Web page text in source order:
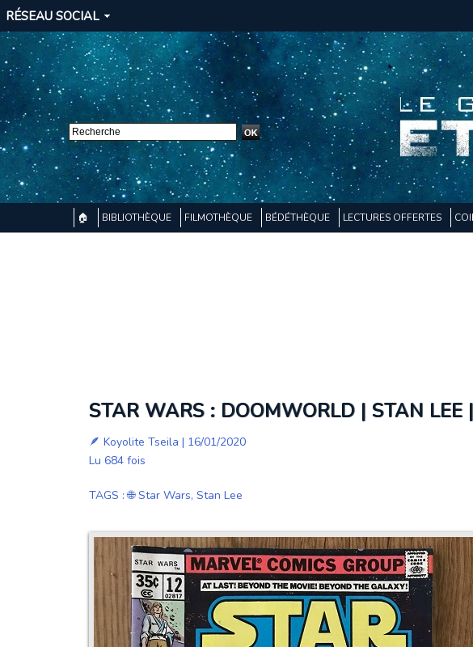
RÉSEAU SOCIAL
🏠 BIBLIOTHÈQUE FILMOTHÈQUE BÉDÉTHÈQUE LECTURES OFFERTES
STAR WARS : DOOMWORLD | STAN
🪶 Koyolite Tseila | 16/01/2020
Lu 684 fois
TAGS :🌐 Star Wars, Stan Lee